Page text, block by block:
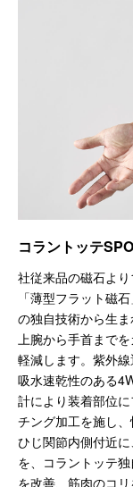
コラントッテ
社従来品の磁石よ
「薄型フラット磁
の独自技術から生ま
上腕から手首まで
軽減します。紫外線
吸水速乾性のある
計により装着部位
チング加工を施し、
ひじ関節内側付近
を、コラントッテ
を改善、筋肉のコリ